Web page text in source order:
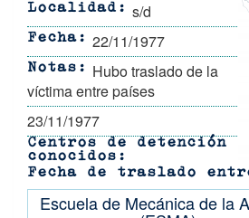
Localidad s/d
Fecha 22/11/1977
Notas
Hubo traslado de la
víctima entre países
Fecha de traslado
23/11/1977
Centros de detención
conocidos
Escuela de Mecánica de la